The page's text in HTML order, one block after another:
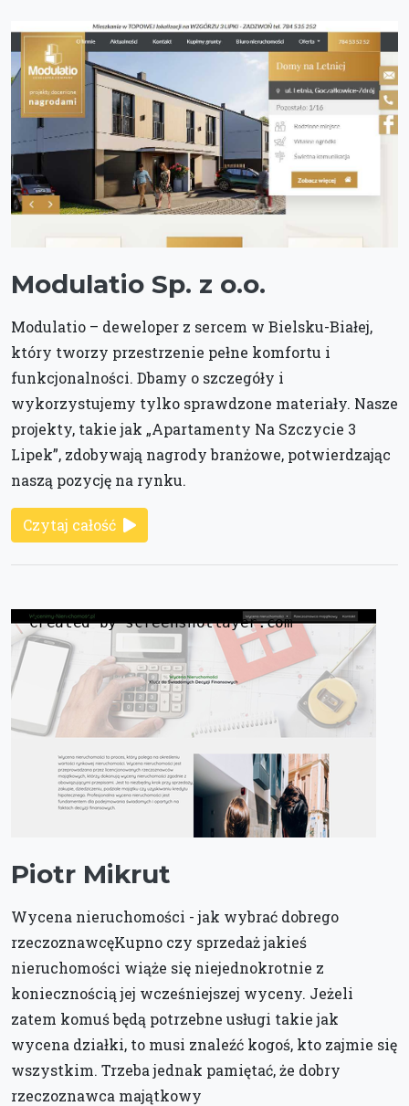
Modulatio Sp. z o.o.
Modulatio – deweloper z sercem w Bielsku-Białej,
który tworzy przestrzenie pełne komfortu i
funkcjonalności. Dbamy o szczegóły i
wykorzystujemy tylko sprawdzone materiały. Nasze
projekty, takie jak „Apartamenty Na Szczycie 3
Lipek”, zdobywają nagrody branżowe, potwierdzając
naszą pozycję na rynku.
Czytaj całość
Piotr Mikrut
Wycena nieruchomości - jak wybrać dobrego
rzeczoznawcęKupno czy sprzedaż jakieś
nieruchomości wiąże się niejednokrotnie z
koniecznością jej wcześniejszej wyceny. Jeżeli
zatem komuś będą potrzebne usługi takie jak
wycena działki, to musi znaleźć kogoś, kto zajmie się
wszystkim. Trzeba jednak pamiętać, że dobry
rzeczoznawca majątkowy